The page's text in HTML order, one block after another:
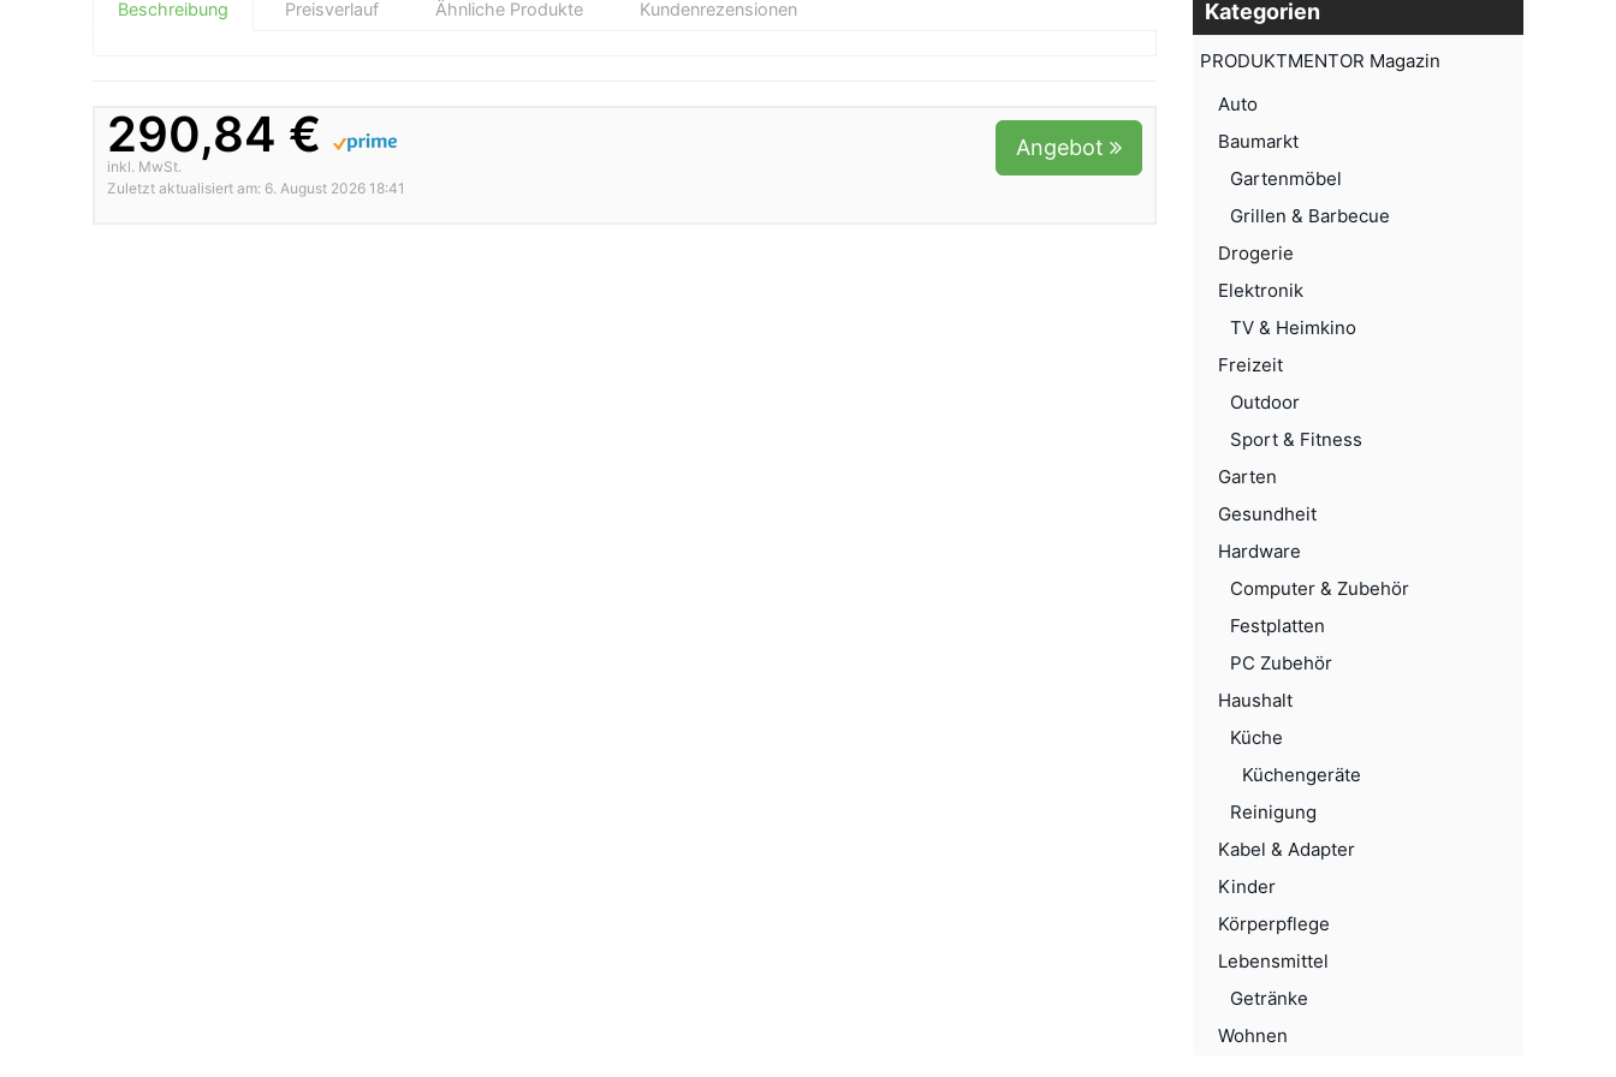
Beschreibung Preisverlauf Ähnliche Produkte Kundenrezensionen
290,84 €
inkl. MwSt.
Zuletzt aktualisiert am: 6. August 2026 18:41
Angebot
Kategorien
PRODUKTMENTOR Magazin
Auto
Baumarkt
Gartenmöbel
Grillen & Barbecue
Drogerie
Elektronik
TV & Heimkino
Freizeit
Outdoor
Sport & Fitness
Garten
Gesundheit
Hardware
Computer & Zubehör
Festplatten
PC Zubehör
Haushalt
Küche
Küchengeräte
Reinigung
Kabel & Adapter
Kinder
Körperpflege
Lebensmittel
Getränke
Wohnen